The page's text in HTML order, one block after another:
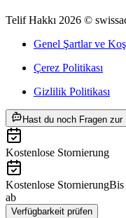
Telif Hakkı 2026 ©
Genel Şartlar ve
Çerez Politikası
Gizlilik Politikası
Hast du noch Fragen
Kostenlose Stornierung
Kostenlose StornierungBis
ab
Verfügbarkeit prüfen